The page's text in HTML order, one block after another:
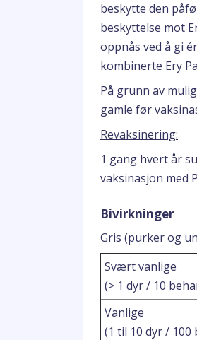
beskytte den
beskyttelse mot
oppnås ved å gi
kombinerte Ery
På grunn av
gamle før
Revaksinering:
1 gang hvert år
vaksinasjon med
Bivirkninger
Gris (purker og
Svært vanlige
(> 1 dyr / 10
Vanlige
(1 til 10 dyr / 100